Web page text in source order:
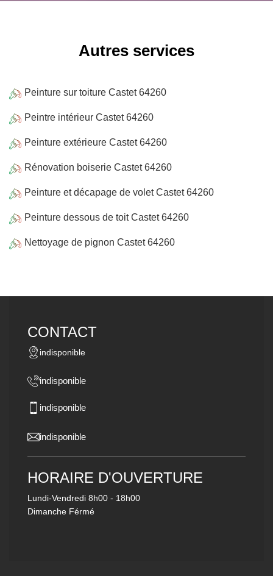
Autres services
Peinture sur toiture Castet 64260
Peintre intérieur Castet 64260
Peinture extérieure Castet 64260
Rénovation boiserie Castet 64260
Peinture et décapage de volet Castet 64260
Peinture dessous de toit Castet 64260
Nettoyage de pignon Castet 64260
CONTACT
indisponible
indisponible
indisponible
indisponible
HORAIRE D'OUVERTURE
Lundi-Vendredi 8h00 - 18h00
Dimanche Férmé